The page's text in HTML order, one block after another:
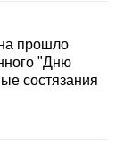
прошло
"Дню
состязания